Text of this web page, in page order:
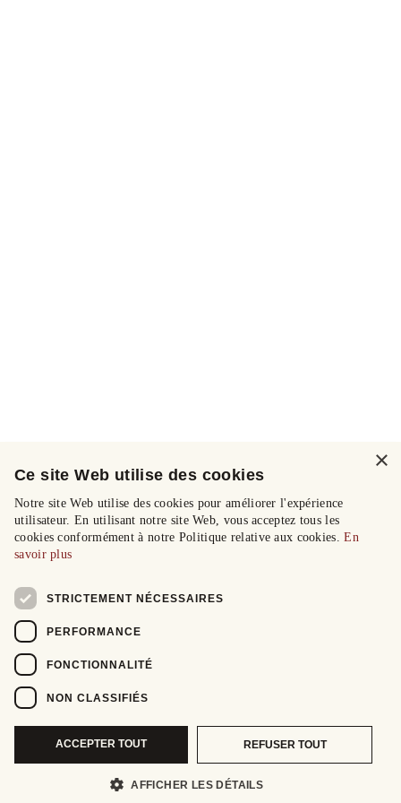
×
Ce site Web utilise des cookies
Notre site Web utilise des cookies pour améliorer l'expérience
utilisateur. En utilisant notre site Web, vous acceptez tous les
cookies conformément à notre Politique relative aux cookies.En
savoir plus
STRICTEMENT NÉCESSAIRES
PERFORMANCE
FONCTIONNALITÉ
NON CLASSIFIÉS
ACCEPTER TOUT REFUSER TOUT
AFFICHER LES DÉTAILS